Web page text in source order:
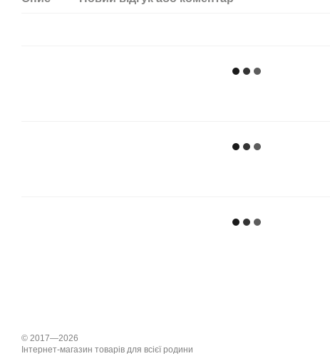
© 2017—2026
Інтернет-магазин товарів для всієї родини